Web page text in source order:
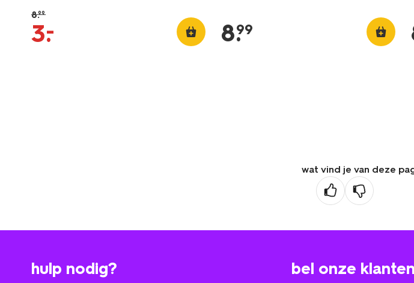
8.99
3.
– 8.
99
wat vind je van deze
hulp nodig? bel onze